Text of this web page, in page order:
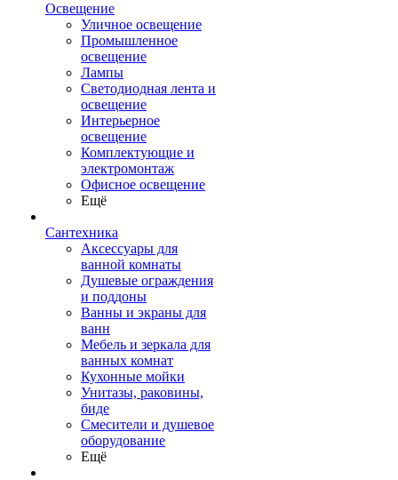
Освещение
Уличное освещение
Промышленное
освещение
Лампы
Светодиодная лента и
освещение
Интерьерное
освещение
Комплектующие и
электромонтаж
Офисное освещение
Ещё
Сантехника
Аксессуары для
ванной комнаты
Душевые ограждения
и поддоны
Ванны и экраны для
ванн
Мебель и зеркала для
ванных комнат
Кухонные мойки
Унитазы, раковины,
биде
Смесители и душевое
оборудование
Ещё